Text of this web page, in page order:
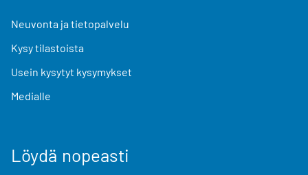
Neuvonta ja tietopalvelu
Kysy tilastoista
Usein kysytyt kysymykset
Medialle
Löydä nopeasti